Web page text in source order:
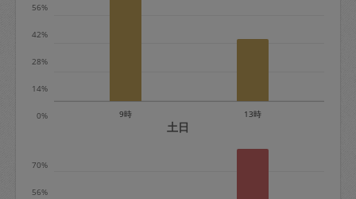
※キャンセル料金の設定について：
定期依頼1回（3時間）の金額とスポット
0%
14%
28%
42%
56%
9時 13時
土日
56%
70%